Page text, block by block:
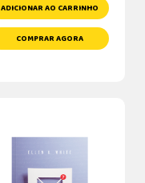
ADICIONAR AO CARRINHO
COMPRAR AGORA